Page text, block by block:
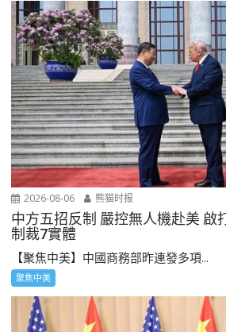
2026-08-06 熊猫时报
中方五招反制 嚴控無人機赴美 啟
制裁7實體
【聚焦中美】中國商務部昨連發多項...
聚焦中美